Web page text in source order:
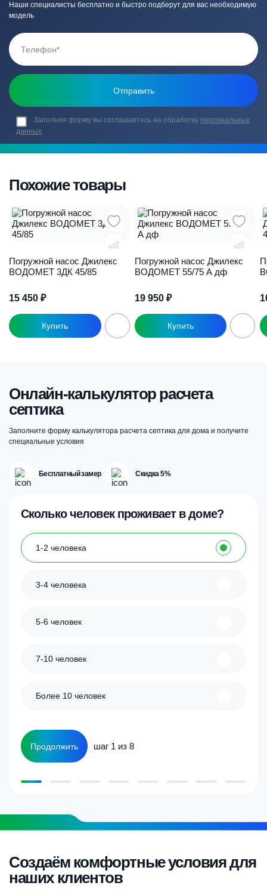
Наши специалисты бесплатно и быстро подберут для вас необходимую
модель
Заполняя форму вы соглашаетесь на обработку персональных
данных
Похожие товары
Погружной насос Джилекс
ВОДОМЕТ 3ДК 45/85
15 450 ₽
Погружной насос Джилекс
ВОДОМЕТ 55/75 А дф
19 950 ₽
Онлайн-калькулятор расчета
септика
Заполните форму калькулятора расчета септика для дома и получите
специальные условия
Бесплатный замер Скидка 5%
Сколько человек проживает в доме?
1-2 человека
3-4 человека
5-6 человек
7-10 человек
Более 10 человек
Продолжить шаг 1 из 8
Создаём комфортные условия для
наших клиентов